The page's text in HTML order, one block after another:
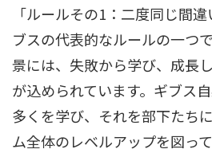
「ルールその1：二度同じ間
ブスの代表的なルールの一つ
景には、失敗から学び、成長
が込められています。ギブス
多くを学び、それを部下たち
ム全体のレベルアップを図って